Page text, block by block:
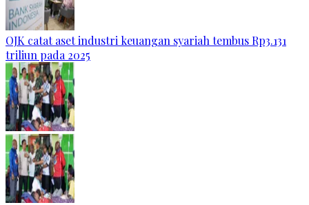
OJK catat aset industri keuangan syariah tembus Rp3.131
triliun pada 2025